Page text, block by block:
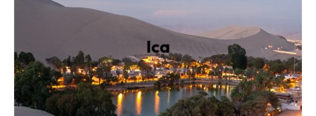
Ica